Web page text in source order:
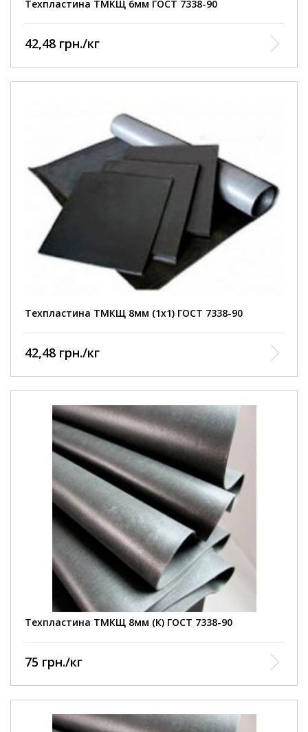
Техпластина ТМКЩ 6мм ГОСТ 7338-90
42,48 грн./кг
Техпластина ТМКЩ 8мм (1х1) ГОСТ 7338-90
42,48 грн./кг
Техпластина ТМКЩ 8мм (К) ГОСТ 7338-90
75 грн./кг